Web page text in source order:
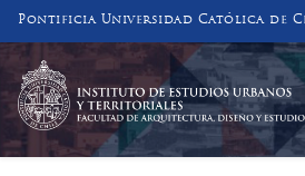
Pontificia Universidad Católica de
INSTITUTO DE
Y TERRITORIALES